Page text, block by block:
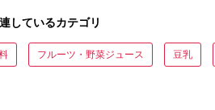
税】定期
ウォー
水 2L×6
ト 1梱包
5.0
円
水 海洋深層水 佐渡産
( 24本 × 各500ml ) 中
層水
5.0
寄付金額:12,000円
モンドセレ
最高金賞連
寄付金額:
しているカテゴリ
フルーツ・野菜ジュース 豆乳